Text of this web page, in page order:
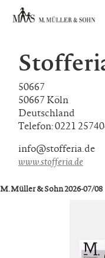
50667
50667 Köln
Deutschland
Telefon: 0221
info@stofferia.de
www.stofferia.de
M. Müller & Sohn 2026-07/08